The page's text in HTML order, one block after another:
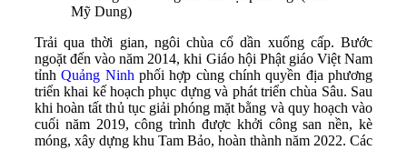
Mỹ Dung)
Trải qua thời gian, ngôi chùa cổ dần xuống cấp. Bước
ngoặt đến vào năm 2014, khi Giáo hội Phật giáo Việt Nam
tỉnhQuảng Ninh phối hợp cùng chính quyền địa phương
triển khai kế hoạch phục dựng và phát triển chùa Sâu. Sau
khi hoàn tất thủ tục giải phóng mặt bằng và quy hoạch vào
cuối năm 2019, công trình được khởi công san nền, kè
móng, xây dựng khu Tam Bảo, hoàn thành năm 2022. Các